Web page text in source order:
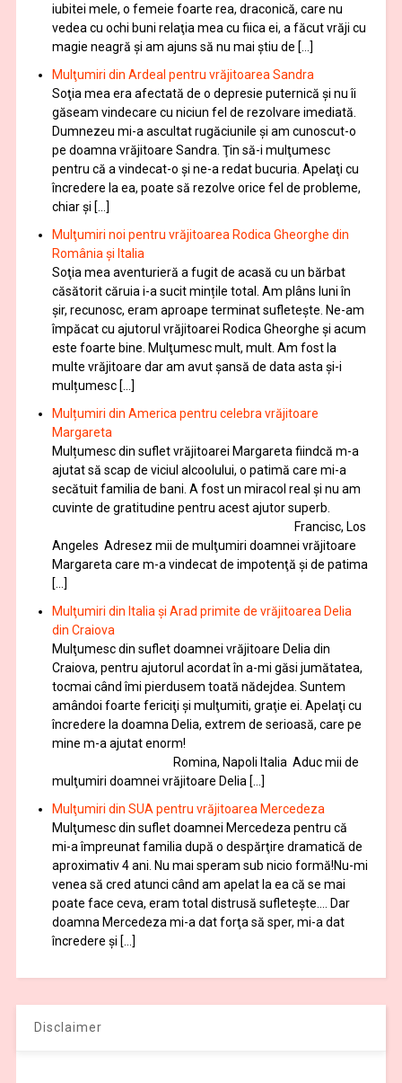
iubitei mele, o femeie foarte rea, draconică, care nu
vedea cu ochi buni relaţia mea cu fiica ei, a făcut vrăji cu
magie neagră şi am ajuns să nu mai ştiu de […]
Mulţumiri din Ardeal pentru vrăjitoarea Sandra
Soţia mea era afectată de o depresie puternică şi nu îi
găseam vindecare cu niciun fel de rezolvare imediată.
Dumnezeu mi-a ascultat rugăciunile şi am cunoscut-o
pe doamna vrăjitoare Sandra. Ţin să-i mulţumesc
pentru că a vindecat-o şi ne-a redat bucuria. Apelaţi cu
încredere la ea, poate să rezolve orice fel de probleme,
chiar şi […]
Mulţumiri noi pentru vrăjitoarea Rodica Gheorghe din
România și Italia
Soţia mea aventurieră a fugit de acasă cu un bărbat
căsătorit căruia i-a sucit mințile total. Am plâns luni în
șir, recunosc, eram aproape terminat sufletește. Ne-am
împăcat cu ajutorul vrăjitoarei Rodica Gheorghe şi acum
este foarte bine. Mulţumesc mult, mult. Am fost la
multe vrăjitoare dar am avut șansă de data asta și-i
mulțumesc […]
Mulțumiri din America pentru celebra vrăjitoare
Margareta
Mulțumesc din suflet vrăjitoarei Margareta fiindcă m-a
ajutat să scap de viciul alcoolului, o patimă care mi-a
secătuit familia de bani. A fost un miracol real și nu am
cuvinte de gratitudine pentru acest ajutor superb.
Francisc, Los
Angeles Adresez mii de mulţumiri doamnei vrăjitoare
Margareta care m-a vindecat de impotenţă şi de patima
[…]
Mulţumiri din Italia și Arad primite de vrăjitoarea Delia
din Craiova
Mulţumesc din suflet doamnei vrăjitoare Delia din
Craiova, pentru ajutorul acordat în a-mi găsi jumătatea,
tocmai când îmi pierdusem toată nădejdea. Suntem
amândoi foarte fericiţi şi mulţumiti, graţie ei. Apelaţi cu
încredere la doamna Delia, extrem de serioasă, care pe
mine m-a ajutat enorm!
Romina, Napoli Italia Aduc mii de
mulţumiri doamnei vrăjitoare Delia […]
Mulţumiri din SUA pentru vrăjitoarea Mercedeza
Mulţumesc din suflet doamnei Mercedeza pentru că
mi-a împreunat familia după o despărţire dramatică de
aproximativ 4 ani. Nu mai speram sub nicio formă!Nu-mi
venea să cred atunci când am apelat la ea că se mai
poate face ceva, eram total distrusă sufleteşte…. Dar
doamna Mercedeza mi-a dat forţa să sper, mi-a dat
încredere şi […]
Disclaimer